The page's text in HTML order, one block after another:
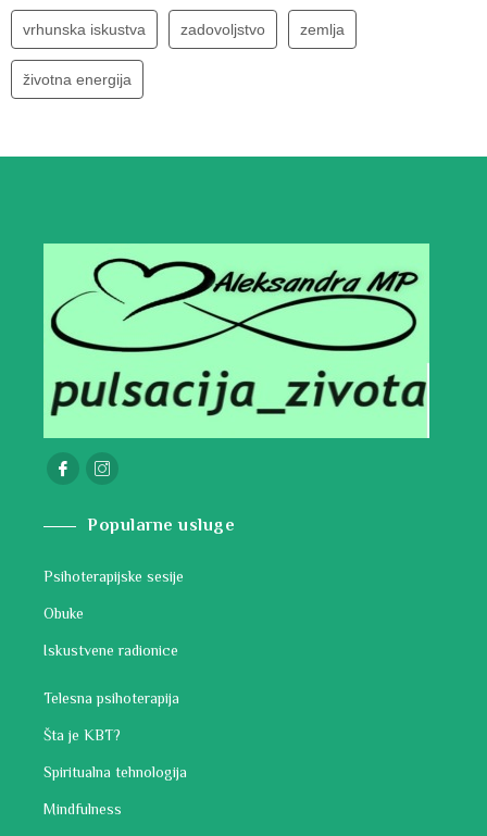
vrhunska iskustva zadovoljstvo zemlja
životna energija
Popularne usluge
Psihoterapijske sesije
Obuke
Iskustvene radionice
Telesna psihoterapija
Šta je KBT?
Spiritualna tehnologija
Mindfulness